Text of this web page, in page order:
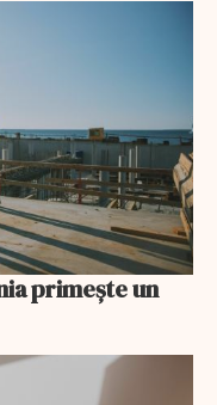
primește un